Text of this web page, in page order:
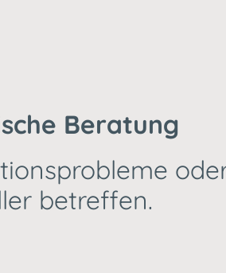
Beratung
betreffen.